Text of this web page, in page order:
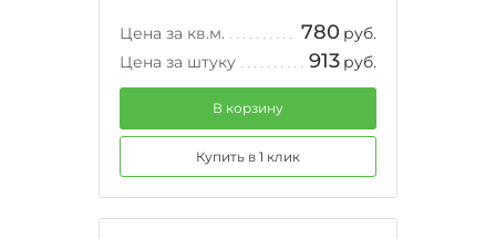
Цена за кв.м. 780 руб.
Цена за штуку
913 руб.
В корзину
Купить в 1 клик